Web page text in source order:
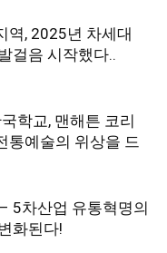
역, 2025년 차세대
걸음 시작했다..
학교, 맨해튼 코리
통예술의 위상을 드
5차산업 유통혁명의
화된다!